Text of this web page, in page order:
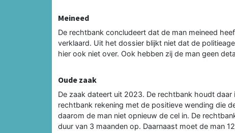
Meineed
De rechtbank concludeert dat de man meineed
verklaard. Uit het dossier blijkt niet dat de
hier ook niet over. Ook hebben zij de man geen
Oude zaak
De zaak dateert uit 2023. De rechtbank houdt
rechtbank rekening met de positieve wending die
daarom de man niet opnieuw de cel in. De
duur van 3 maanden op. Daarnaast moet de man